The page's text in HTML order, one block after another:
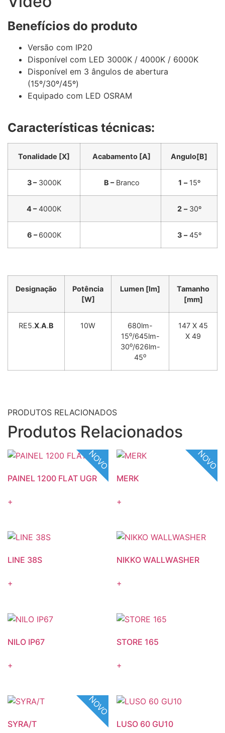
Benefícios do produto
Versão com IP20
Disponível com LED 3000K / 4000K / 6000K
Disponível em 3 ângulos de abertura
(15º/30º/45º)
Equipado com LED OSRAM
Características técnicas:
Tonalidade [X] Acabamento [A] Angulo[B]
3 –3000K B –Branco 1 –15º
4 –4000K 2 –30º
6 –6000K 3 –45º
Designação
Potência
[W]
Lumen [lm]
Tamanho
[mm]
RE5.X.A.B 10W
680lm-
15⁰/645lm-
30⁰/626lm-
45⁰
147 X 45
X 49
PRODUTOS RELACIONADOS
Produtos Relacionados
NOVO
PAINEL 1200 FLAT UGR
+
NOVO
MERK
+
LINE 38S
+
NIKKO WALLWASHER
+
NILO IP67
+
STORE 165
+
NOVO
SYRA/T LUSO 60 GU10